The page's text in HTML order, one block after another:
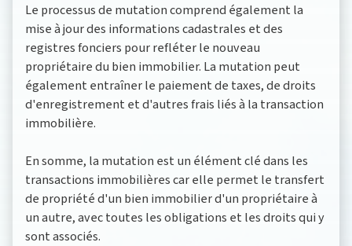
Le processus de mutation comprend également la
mise à jour des informations cadastrales et des
registres fonciers pour refléter le nouveau
propriétaire du bien immobilier. La mutation peut
également entraîner le paiement de taxes, de droits
d'enregistrement et d'autres frais liés à la transaction
immobilière.
En somme, la mutation est un élément clé dans les
transactions immobilières car elle permet le transfert
de propriété d'un bien immobilier d'un propriétaire à
un autre, avec toutes les obligations et les droits qui y
sont associés.